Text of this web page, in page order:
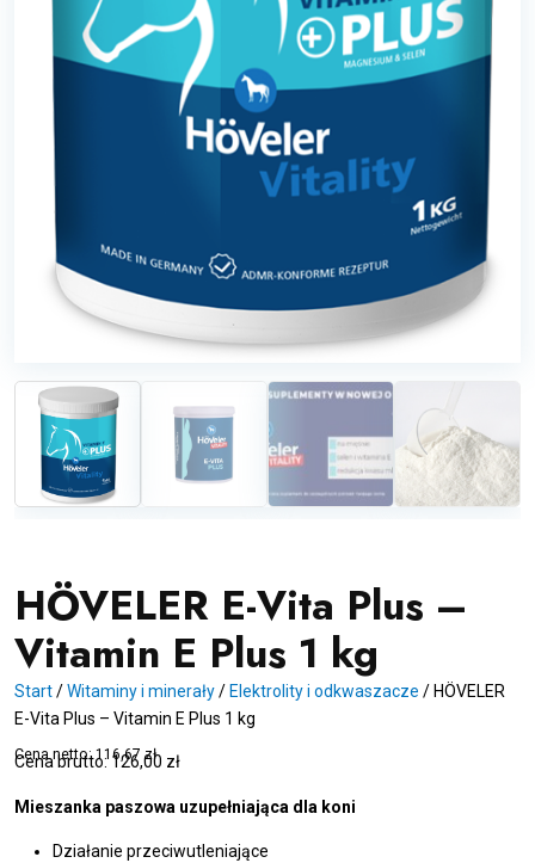
HÖVELER E-Vita Plus –
Vitamin E Plus 1 kg
Start/Witaminy i minerały/ Elektrolity i odkwaszacze / HÖVELER
E-Vita Plus – Vitamin E Plus 1 kg
Cena netto:116,67zł
Cena brutto:126,00 zł
Mieszanka paszowa uzupełniająca dla koni
Działanie przeciwutleniające